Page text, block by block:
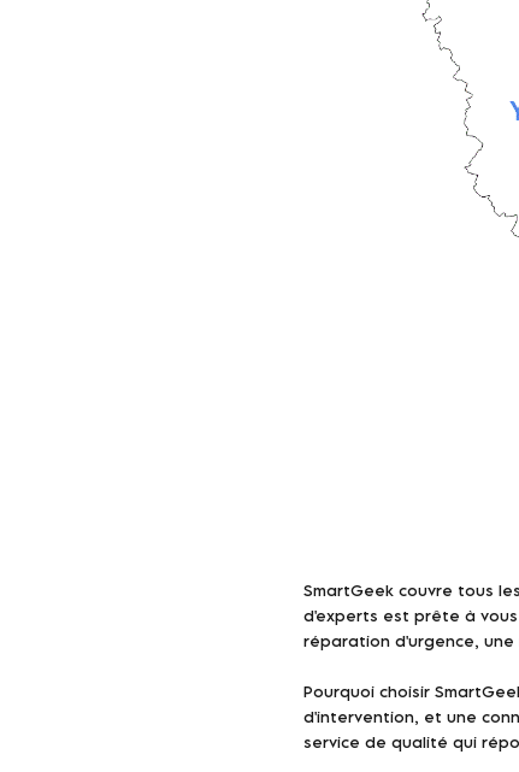
SmartGeek couvre tous
d'experts est prête à
réparation d'urgence,
Pourquoi choisir
d'intervention, et une
service de qualité qui